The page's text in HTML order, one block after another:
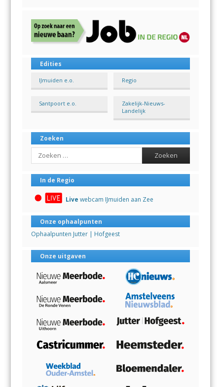
Edities
IJmuiden e.o. Regio
Santpoort e.o.
Zakelijk-Nieuws-
Landelijk
Zoeken
Search
In de Regio
Live webcam IJmuiden aan Zee
Onze ophaalpunten
Ophaalpunten Jutter | Hofgeest
Onze uitgaven